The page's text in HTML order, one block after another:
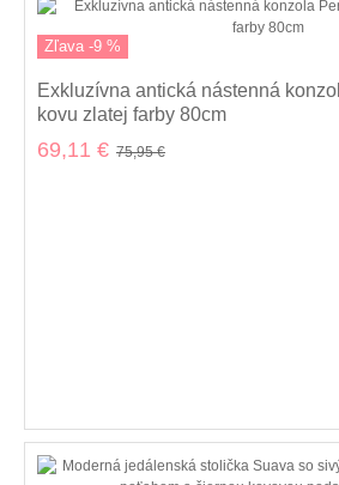
Zľava -9 %
Exkluzívna antická nástenná
kovu zlatej farby 80cm
69,11 € 75,95 €